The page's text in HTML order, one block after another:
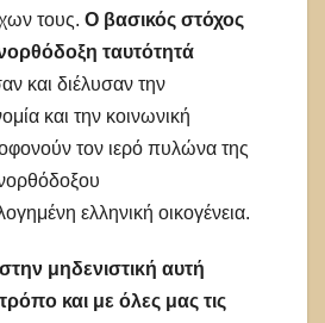
τους. Ο βασικός στόχος
ταυτότητά
και διέλυσαν την
και την κοινωνική
τον ιερό πυλώνα της
ελληνική οικογένεια.
μηδενιστική αυτή
και με όλες μας τις